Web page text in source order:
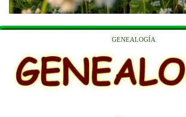
GENEALOGÍA